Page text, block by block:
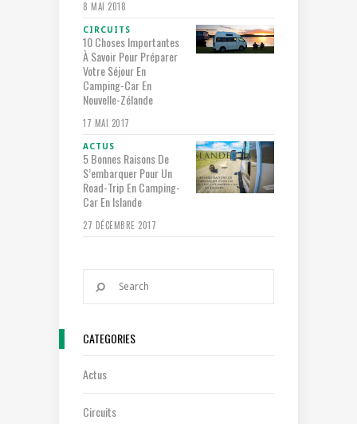
8 MAI 2018
CIRCUITS
10 Choses Importantes
À Savoir Pour Préparer
Votre Séjour En
Camping-Car En
Nouvelle-Zélande
17 MAI 2017
ACTUS
5 Bonnes Raisons De
S’embarquer Pour Un
Road-Trip En Camping-
Car En Islande
27 DÉCEMBRE 2017
CATEGORIES
Actus
Circuits